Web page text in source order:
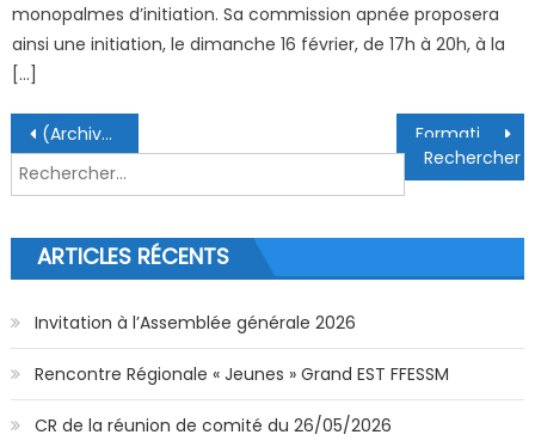
monopalmes d’initiation. Sa commission apnée proposera
ainsi une initiation, le dimanche 16 février, de 17h à 20h, à la
[…]
Navigation de l’article
(Archive) Coupe du Sprint de NAP
Rechercher :
ARTICLES RÉCENTS
Invitation à l’Assemblée générale 2026
Rencontre Régionale « Jeunes » Grand EST FFESSM
CR de la réunion de comité du 26/05/2026